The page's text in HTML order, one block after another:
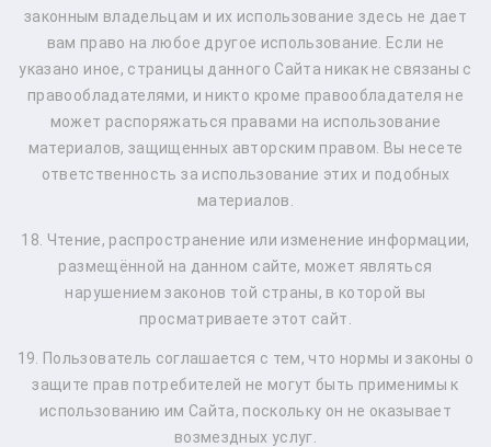
законным владельцам и их использование здесь не дает
вам право на любое другое использование. Если не
указано иное, страницы данного Сайта никак не связаны с
правообладателями, и никто кроме правообладателя не
может распоряжаться правами на использование
материалов, защищенных авторским правом. Вы несете
ответственность за использование этих и подобных
материалов.
18. Чтение, распространение или изменение информации,
размещённой на данном сайте, может являться
нарушением законов той страны, в которой вы
просматриваете этот сайт.
19. Пользователь соглашается с тем, что нормы и законы о
защите прав потребителей не могут быть применимы к
использованию им Сайта, поскольку он не оказывает
возмездных услуг.